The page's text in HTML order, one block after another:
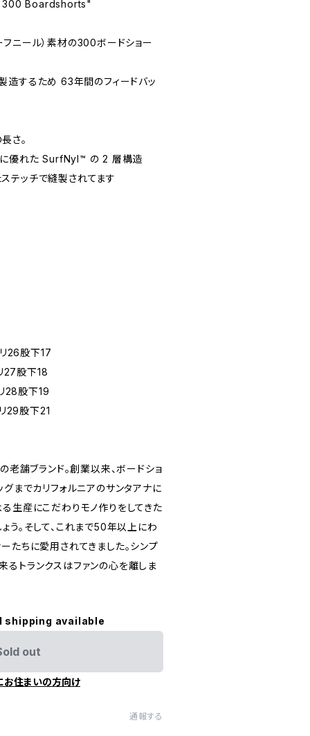
300 Boardshorts"
ニール）素材の300ボードショー
造するため 63年間のフィードバッ
さ。
優れた SurfNyl™️ の 2 層構造
テッチで縫製されてます
26股下17
27股下18
28股下19
29股下21
舗ブランド。創業以来、ボードショ
グまでカリフォルニアのサンタアナに
生産にこだわりモノ作りをしてきた
う。そして、これまで50年以上にわ
たちに愛用されてきました。シンプ
トランクスはファンの心を離しま
shipping available
out
お住まいの方向け
通報する